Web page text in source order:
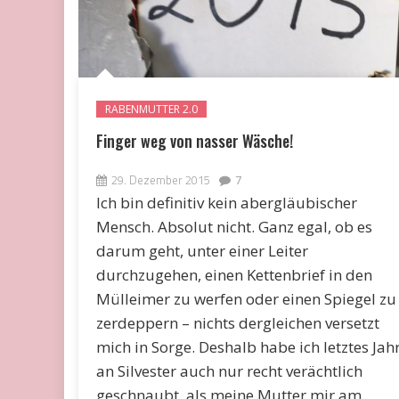
RABENMUTTER 2.0
Finger weg von nasser Wäsche!
29. Dezember 2015 7
Ich bin definitiv kein abergläubischer
Mensch. Absolut nicht. Ganz egal, ob es
darum geht, unter einer Leiter
durchzugehen, einen Kettenbrief in den
Mülleimer zu werfen oder einen Spiegel zu
zerdeppern – nichts dergleichen versetzt
mich in Sorge. Deshalb habe ich letztes
an Silvester auch nur recht verächtlich
geschnaubt, als meine Mutter mir am